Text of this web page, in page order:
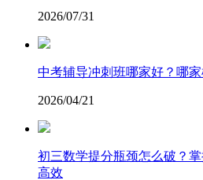
2026/07/31
中考辅导冲刺班哪家好？哪
2026/04/21
初三数学提分瓶颈怎么破？
高效